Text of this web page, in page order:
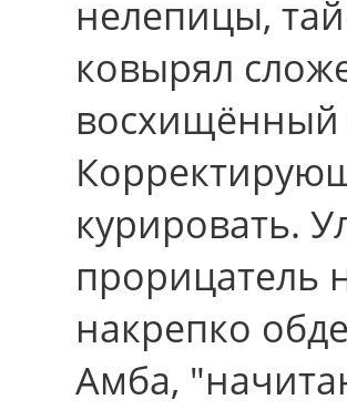
нелепицы,
ковырял
курировать.
прорицатель
накрепко
Амба,